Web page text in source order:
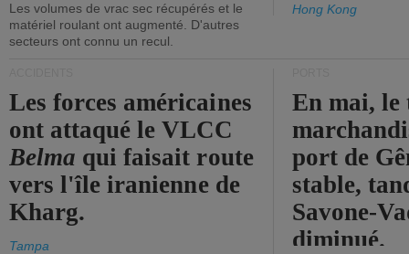
Les volumes de vrac sec récupérés et le
matériel roulant ont augmenté. D'autres
secteurs ont connu un recul.
Hong Kong
Les forces américaines
ont attaqué le VLCC
Belma qui faisait route
vers l'île iranienne de
Kharg.
Tampa
En mai, le
port de
stable,
Savone-
diminué.